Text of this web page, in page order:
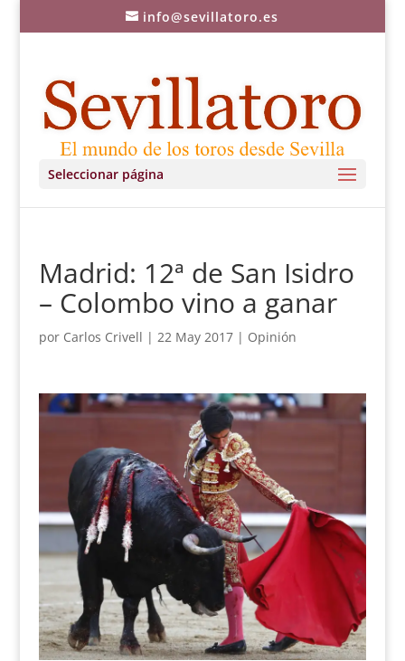
info@sevillatoro.es
Seleccionar página
Madrid: 12ª de San Isidro
– Colombo vino a ganar
por Carlos Crivell | 22 May 2017| Opinión